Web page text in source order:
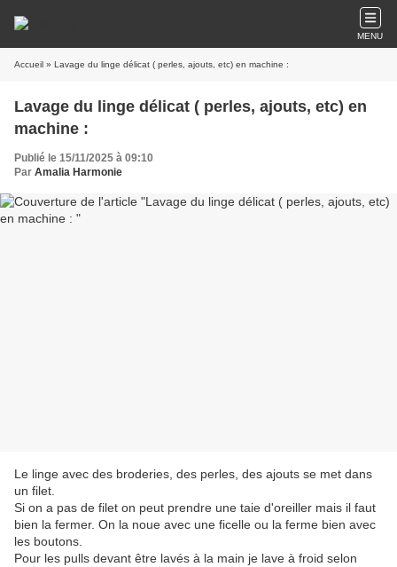
MENU
Accueil » Lavage du linge délicat ( perles, ajouts, etc) en machine :
Lavage du linge délicat ( perles, ajouts, etc) en
machine :
Publié le 15/11/2025 à 09:10
Par Amalia Harmonie
Le linge avec des broderies, des perles, des ajouts se met dans
un filet.
Si on a pas de filet on peut prendre une taie d'oreiller mais il faut
bien la fermer. On la noue avec une ficelle ou la ferme bien avec
les boutons.
Pour les pulls devant être lavés à la main je lave à froid selon